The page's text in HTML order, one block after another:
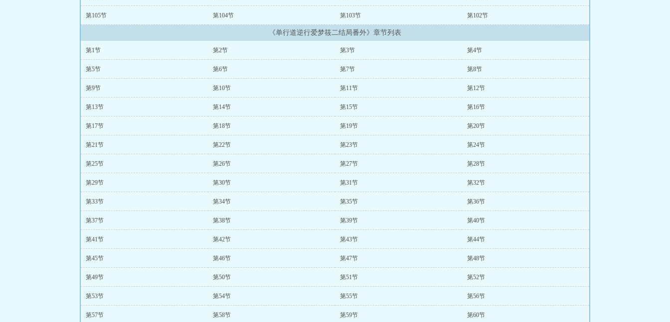
第105节 第104节 第103节 第102节
《单行道逆行爱梦筱二结局番外》章节列表
第1节 第2节 第3节 第4节
第5节 第6节 第7节 第8节
第9节 第10节 第11节 第12节
第13节 第14节 第15节 第16节
第17节 第18节 第19节 第20节
第21节 第22节 第23节 第24节
第25节 第26节 第27节 第28节
第29节 第30节 第31节 第32节
第33节 第34节 第35节 第36节
第37节 第38节 第39节 第40节
第41节 第42节 第43节 第44节
第45节 第46节 第47节 第48节
第49节 第50节 第51节 第52节
第53节 第54节 第55节 第56节
第57节 第58节 第59节 第60节